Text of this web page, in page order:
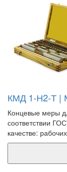
КМД 1-Н2-Т |
Концевые меры
соответствии
качестве: